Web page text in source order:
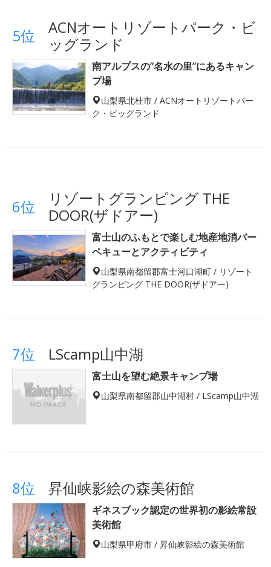
5位
ACNオートリゾートパーク・ビ
ッグランド
南アルプスの”名水の里”にあるキャン
プ場
山梨県北杜市 / ACNオートリゾートパー
ク・ビッグランド
6位
リゾートグランピング THE
DOOR(ザドアー)
富士山のふもとで楽しむ地産地消バー
ベキューとアクティビティ
山梨県南都留郡富士河口湖町 / リゾート
グランピング THE DOOR(ザドアー)
7位 LScamp山中湖
富士山を望む絶景キャンプ場
山梨県南都留郡山中湖村 / LScamp山中湖
8位 昇仙峡影絵の森美術館
ギネスブック認定の世界初の影絵常設
美術館
山梨県甲府市 / 昇仙峡影絵の森美術館